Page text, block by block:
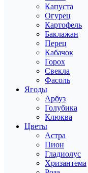
Капуста
Огурец
Картофель
Баклажан
Перец
Кабачок
Горох
Свекла
Фасоль
Ягоды
Арбуз
Голубика
Клюква
Цветы
Астра
Пион
Гладиолус
Хризантема